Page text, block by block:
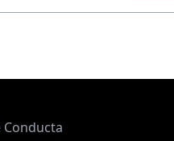
Conducta